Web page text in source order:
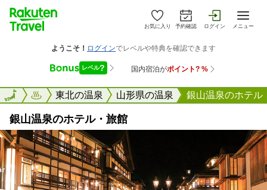
お気に入り 予約確認 ログイン メニュー
楽天トラベル東北の温泉 山形県の温泉 銀山温泉のホテル
銀山温泉のホテル・旅館